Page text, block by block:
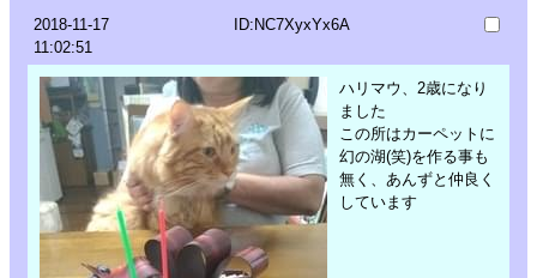
2018-11-17
11:02:51
ID:NC7XyxYx6A
ハリマウ、2歳になり
ました
この所はカーペットに
幻の湖(笑)を作る事も
無く、あんずと仲良く
しています